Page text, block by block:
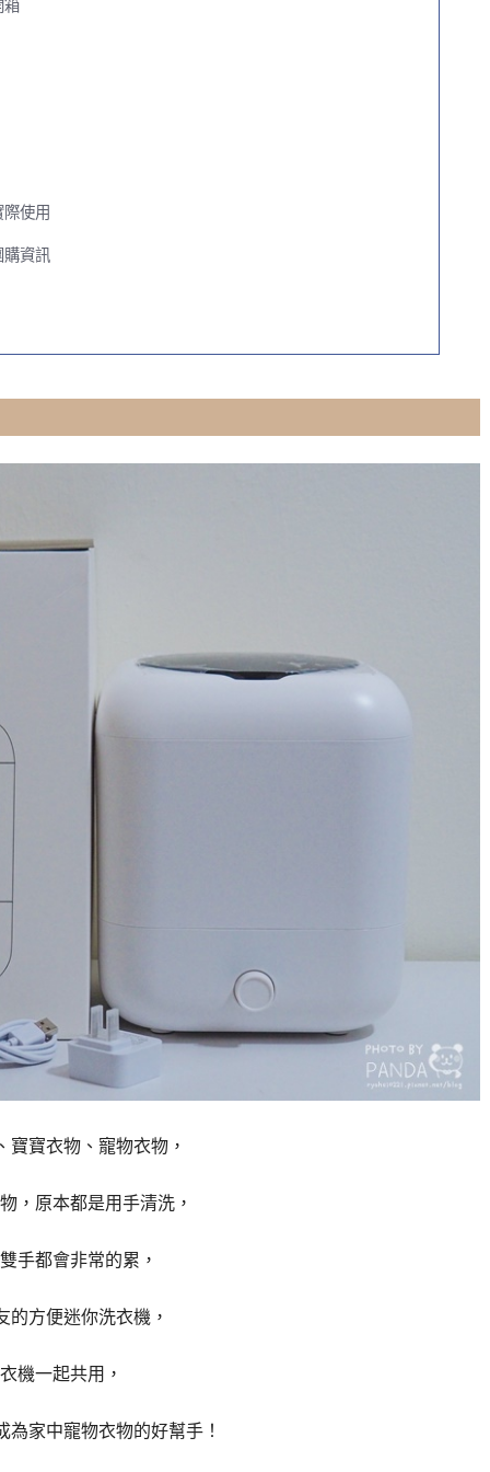
箱
使用
購資訊
寶衣物、寵物衣物，
，原本都是用手清洗，
手都會非常的累，
的方便迷你洗衣機，
機一起共用，
家中寵物衣物的好幫手！